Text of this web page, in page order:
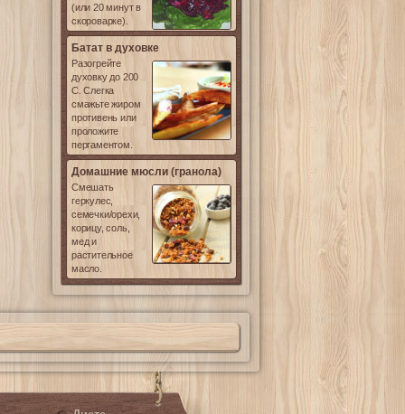
(или 20 минут в
скороварке).
Батат в духовке
Разогрейте
духовку до 200
С. Слегка
смажьте жиром
противень или
проложите
пергаментом.
Домашние мюсли (гранола)
Смешать
геркулес,
семечки/орехи,
корицу, соль,
мед и
растительное
масло.